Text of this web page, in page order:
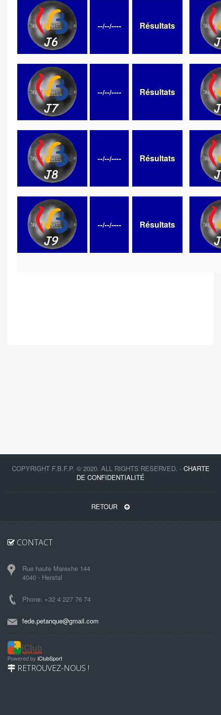
--/--/---- Résultats
--/--/---- Résultats
--/--/---- Résultats
--/--/---- Résultats
COPYRIGHT F.B.F.P. © 2020. ALL RIGHTS RESERVED. - CHARTE
DE CONFIDENTIALITÉ
RETOUR
CONTACT
Rue haute Marexhe 144
4040 - Herstal
Phone: +32 4 227 76 74
fede.petanque@gmail.com
Powered by iClubSport
RETROUVEZ-NOUS !